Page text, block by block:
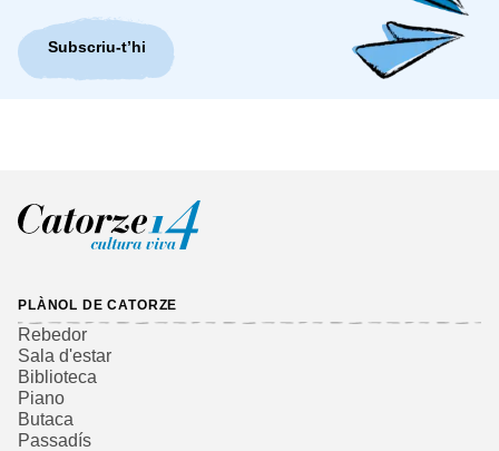
Subscriu-t’hi
PLÀNOL DE CATORZE
Rebedor
Sala d'estar
Biblioteca
Piano
Butaca
Passadís